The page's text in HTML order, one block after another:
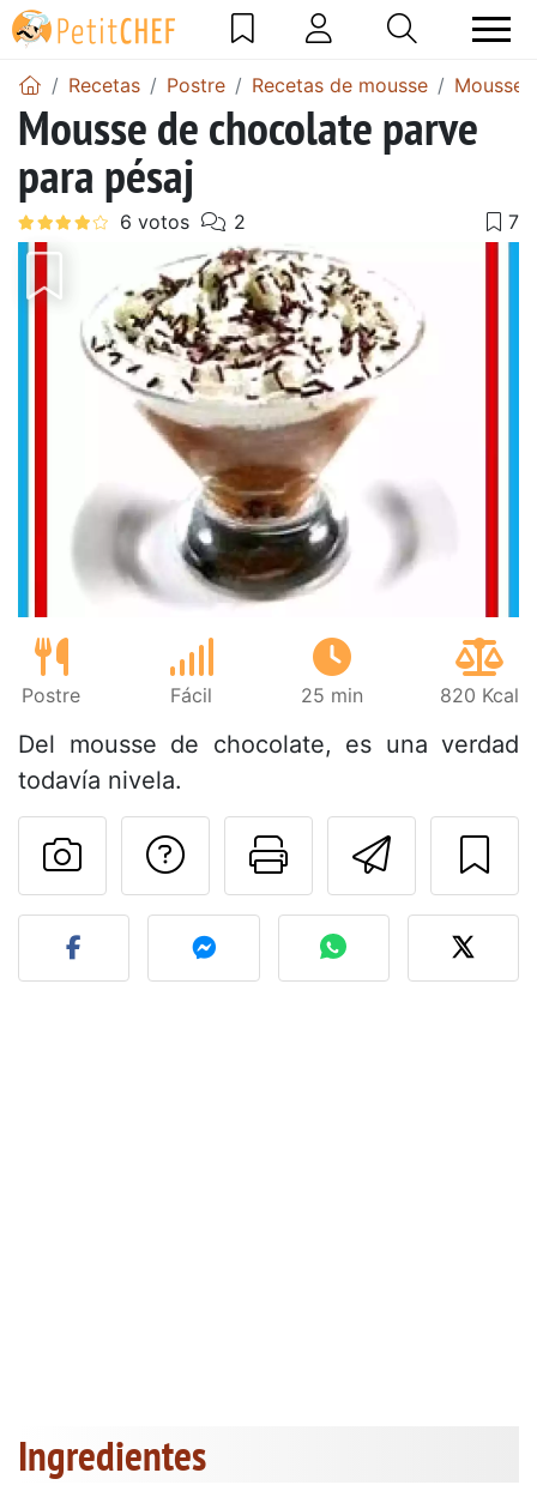
Recetas Postre Recetas de mousse Mousse
Mousse de chocolate parve
para pésaj
Postre Fácil 25 min 820 Kcal
Del mousse de chocolate, es una verdad
todavía nivela.
Imprimir
Preguntar al autor
Publicar la foto de esta
Ingredientes